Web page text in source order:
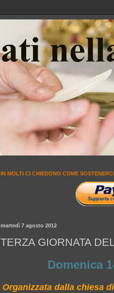
IN MOLTI CI CHIEDONO COME
martedì 7 agosto 2012
TERZA GIORNATA
Domenica
Organizzata dalla chiesa